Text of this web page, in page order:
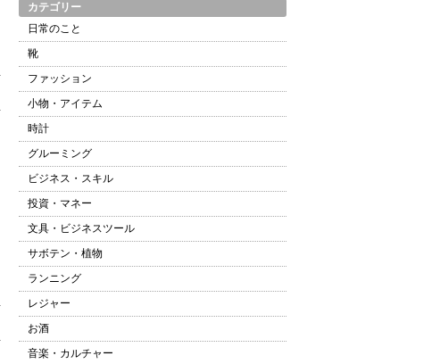
カテゴリー
日常のこと
靴
ファッション
小物・アイテム
時計
グルーミング
ビジネス・スキル
投資・マネー
文具・ビジネスツール
サボテン・植物
ランニング
レジャー
お酒
音楽・カルチャー